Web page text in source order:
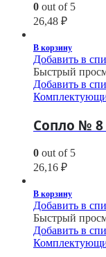
0 out of 5
26,48 ₽
В корзину
Добавить в
Быстрый
Добавить в
Сопло № 8
0 out of 5
26,16 ₽
В корзину
Добавить в
Быстрый
Добавить в